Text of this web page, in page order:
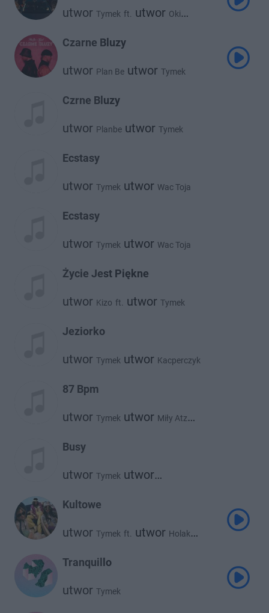
utwor Tymek ft. utwor Oki
Czarne Bluzy
utwor Plan Be utwor Tymek
Czrne Bluzy
utwor Planbe utwor Tymek
Ecstasy
utwor Tymek utwor Wac Toja
Ecstasy
utwor Tymek utwor Wac Toja
Życie Jest Piękne
utwor Kizo ft. utwor Tymek
Jeziorko
utwor Tymek utwor Kacperczyk
87 Bpm
utwor Tymek utwor Miły Atz
Busy
utwor Tymek utwor
Kultowe
utwor Tymek ft. utwor Holak
Tranquillo
utwor Tymek